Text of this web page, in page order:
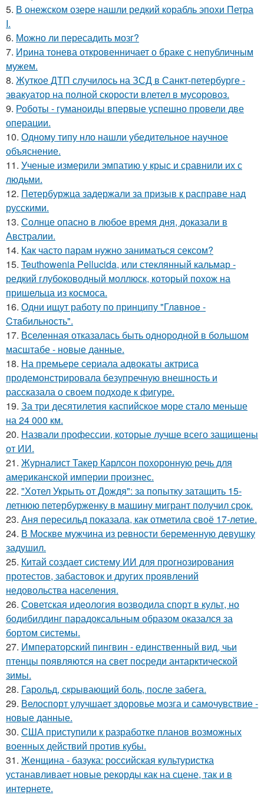
5. В онежском озере нашли редкий корабль эпохи Петра
I.
6. Можно ли пересадить мозг?
7. Ирина тонева откровенничает о браке с непубличным
мужем.
8. Жуткое ДТП случилось на ЗСД в Санкт-петербурге -
эвакуатор на полной скорости влетел в мусоровоз.
9. Роботы - гуманоиды впервые успешно провели две
операции.
10. Одному типу нло нашли убедительное научное
объяснение.
11. Ученые измерили эмпатию у крыс и сравнили их с
людьми.
12. Петербуржца задержали за призыв к расправе над
русскими.
13. Солнце опасно в любое время дня, доказали в
Австралии.
14. Как часто парам нужно заниматься сексом?
15. Teuthowenia Pellucida, или стеклянный кальмар -
редкий глубоководный моллюск, который похож на
пришельца из космоса.
16. Одни ищут работу по принципу "Глaвноe -
Cтaбильность".
17. Вселенная отказалась быть однородной в большом
масштабе - новые данные.
18. На премьере сериала адвокаты актриса
продемонстрировала безупречную внешность и
рассказала о своем подходе к фигуре.
19. За три десятилетия каспийское море стало меньше
на 24 000 км.
20. Назвали профессии, которые лучше всего защищены
от ИИ.
21. Журналист Такер Карлсон похоронную речь для
американской империи произнес.
22. "Хотел Укрыть от Дождя": за попытку затащить 15-
летнюю петербурженку в машину мигрант получил срок.
23. Аня пересильд показала, как отметила своё 17-летие.
24. В Москве мужчина из ревности беременную девушку
задушил.
25. Китай создает систему ИИ для прогнозирования
протестов, забастовок и других проявлений
недовольства населения.
26. Советская идеология возводила спорт в культ, но
бодибилдинг парадоксальным образом оказался за
бортом системы.
27. Императорский пингвин - единственный вид, чьи
птенцы появляются на свет посреди антарктической
зимы.
28. Гарольд, скрывающий боль, после забега.
29. Велоспорт улучшает здоровье мозга и самочувствие -
новые данные.
30. США приступили к разработке планов возможных
военных действий против кубы.
31. Женщина - базука: российская культуристка
устанавливает новые рекорды как на сцене, так и в
интернете.